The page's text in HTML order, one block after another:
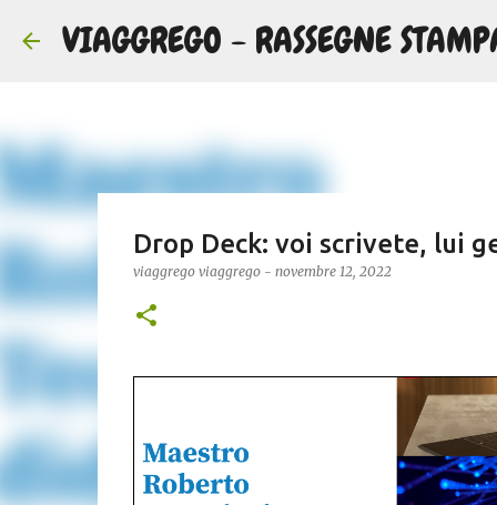
VIAGGREGO - RASSEGNE
Drop Deck: voi scrivete, lui
viaggrego viaggrego - novembre 12, 2022